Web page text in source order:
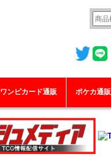
ワンピカード通販 ポケカ通販